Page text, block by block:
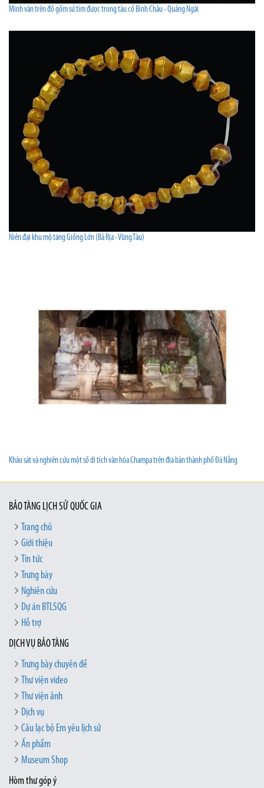
Minh văn trên đồ gốm sứ tìm được trong tàu cố Bình Châu - Quảng Ngãi
Niên đại khu mộ táng Giồng Lớn (Bà Rịa - Vũng Tàu)
Khảo sát và nghiên cứu một số di tích văn hóa Champa trên địa bàn thành phố Đà Nẵng
BẢO TÀNG LỊCH SỬ QUỐC GIA
Trang chủ
Giới thiệu
Tin tức
Trưng bày
Nghiên cứu
Dự án BTLSQG
Hỗ trợ
DỊCH VỤ BẢO TÀNG
Trưng bày chuyên đề
Thư viện video
Thư viện ảnh
Dịch vụ
Câu lạc bộ Em yêu lịch sử
Ấn phẩm
Museum Shop
Hòm thư góp ý